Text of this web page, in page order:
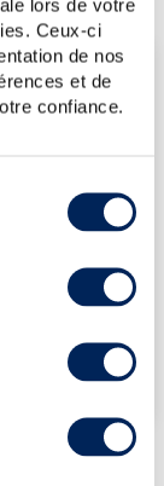
lors de votre
Ceux-ci
de nos
et de
confiance.
143€
143€